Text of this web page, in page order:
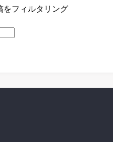
をフィルタリング